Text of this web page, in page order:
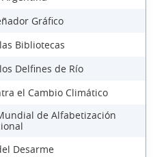
Gráfico
Bibliotecas
Delfines de Río
el Cambio Climático
de Alfabetización
Desarme